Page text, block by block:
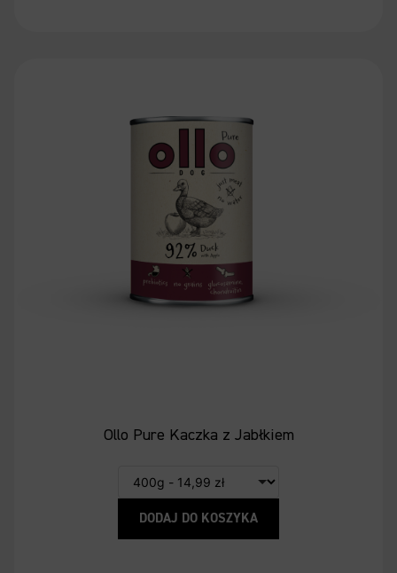
Ollo Pure Kaczka z Jabłkiem
DODAJ DO KOSZYKA